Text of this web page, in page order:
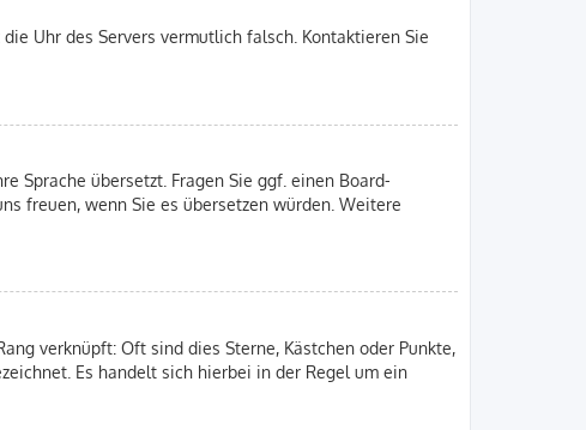
Uhr des Servers vermutlich falsch. Kontaktieren Sie
Sprache übersetzt. Fragen Sie ggf. einen Board-
freuen, wenn Sie es übersetzen würden. Weitere
verknüpft: Oft sind dies Sterne, Kästchen oder Punkte,
Es handelt sich hierbei in der Regel um ein